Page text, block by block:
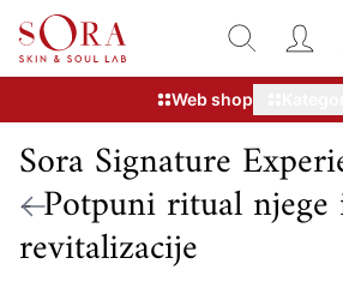
Web shop
Sora Signature
- Potpuni ritual
revitalizacije